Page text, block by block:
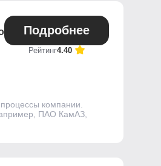
Подробнее
Рейтинг4.40
компании.
ПАО КамАЗ,